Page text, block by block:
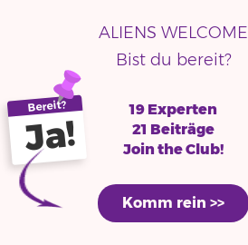
ALIENS WELCOME
Bist du bereit?
19 Experten
21 Beiträge
Join the Club!
Bereit?
Ja!
Komm rein >>